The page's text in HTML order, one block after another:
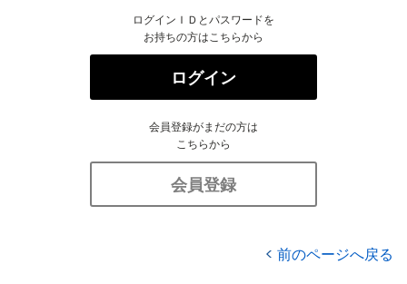
ログインＩＤとパスワードを
お持ちの方はこちらから
ログイン
会員登録がまだの方は
こちらから
会員登録
前のページへ戻る